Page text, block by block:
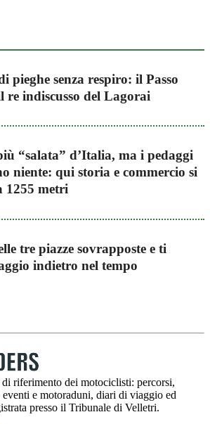
pieghe senza respiro: il Passo
re indiscusso del Lagorai
“salata” d’Italia, ma i pedaggi
niente: qui storia e commercio si
1255 metri
tre piazze sovrapposte e ti
indietro nel tempo
riferimento dei motociclisti: percorsi,
e motoraduni, diari di viaggio ed
presso il Tribunale di Velletri.